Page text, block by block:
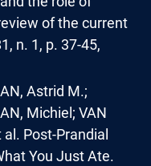
of the current
n. 1, p. 37-45,
Astrid M.;
Michiel; VAN
Post-Prandial
You Just Ate.